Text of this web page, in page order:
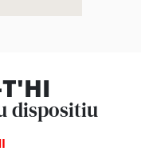
dispositiu